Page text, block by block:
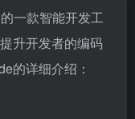
一款智能开发工
升开发者的编码
的详细介绍：